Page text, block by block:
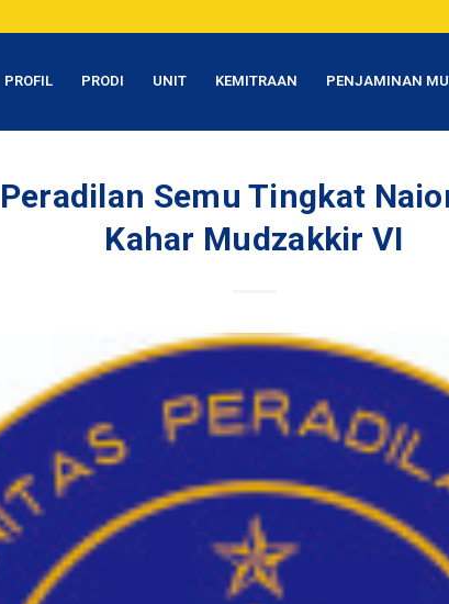
PROFIL PRODI UNIT KEMITRAAN PENJAMINAN
Semu Tingkat
Kahar Mudzakkir VI